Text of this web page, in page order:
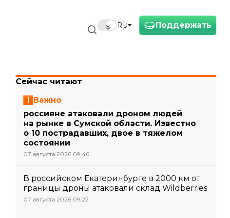
Поддержать
RU
Сейчас читают
Важно
россияне атаковали дроном людей
на рынке в Сумской области. Известно
о 10 пострадавших, двое в тяжелом
состоянии
07 августа 2026 09:46
В российском Екатеринбурге в 2000 км от
границы дроны атаковали склад Wildberries
07 августа 2026 09:22